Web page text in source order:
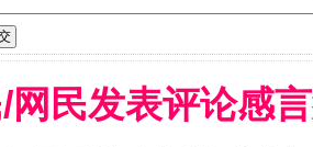
网民发表评论感